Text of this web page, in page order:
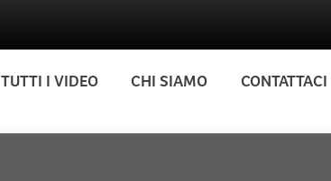
TUTTI I VIDEO CHI SIAMO CONTATTACI